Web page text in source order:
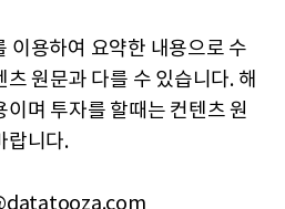
용하여 요약한 내용으로 수
원문과 다를 수 있습니다. 해
며 투자를 할때는 컨텐츠 원
랍니다.